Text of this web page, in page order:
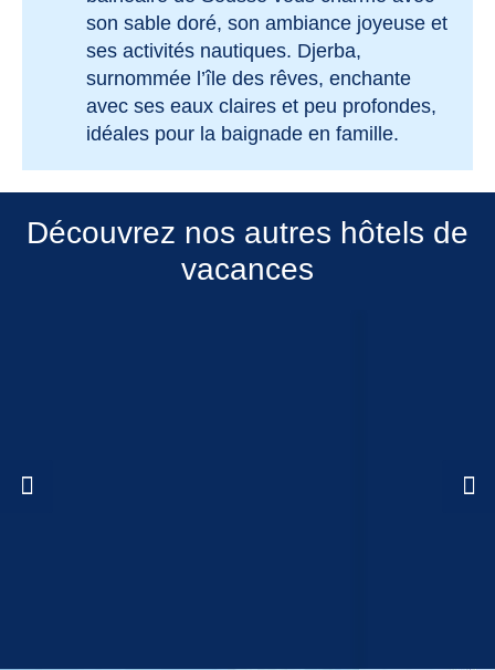
son sable doré, son ambiance joyeuse et
ses activités nautiques. Djerba,
surnommée l’île des rêves, enchante
avec ses eaux claires et peu profondes,
idéales pour la baignade en famille.
Découvrez nos autres hôtels de
vacances